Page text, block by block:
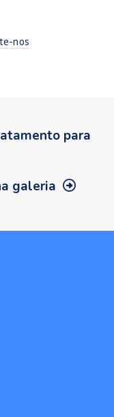
nos
para
galeria